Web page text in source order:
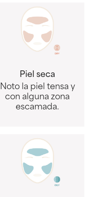
Piel seca
Noto la piel tensa y
con alguna zona
escamada.